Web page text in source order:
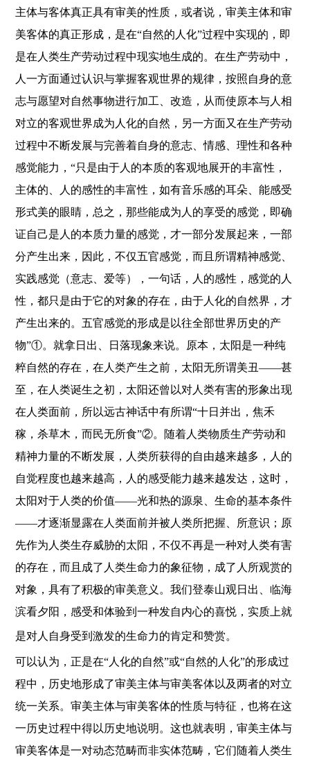
主体与客体真正具有审美的性质，或者说，审美主体和审
美客体的真正形成，是在“自然的人化”过程中实现的，即
是在人类生产劳动过程中现实地生成的。在生产劳动中，
人一方面通过认识与掌握客观世界的规律，按照自身的意
志与愿望对自然事物进行加工、改造，从而使原本与人相
对立的客观世界成为人化的自然，另一方面又在生产劳动
过程中不断发展与完善着自身的意志、情感、理性和各种
感觉能力，“只是由于人的本质的客观地展开的丰富性，
主体的、人的感性的丰富性，如有音乐感的耳朵、能感受
形式美的眼睛，总之，那些能成为人的享受的感觉，即确
证自己是人的本质力量的感觉，才一部分发展起来，一部
分产生出来，因此，不仅五官感觉，而且所谓精神感觉、
实践感觉（意志、爱等），一句话，人的感性，感觉的人
性，都只是由于它的对象的存在，由于人化的自然界，才
产生出来的。五官感觉的形成是以往全部世界历史的产
物”①。就拿日出、日落现象来说。原本，太阳是一种纯
粹自然的存在，在人类产生之前，太阳无所谓美丑——甚
至，在人类诞生之初，太阳还曾以对人类有害的形象出现
在人类面前，所以远古神话中有所谓“十日并出，焦禾
稼，杀草木，而民无所食”②。随着人类物质生产劳动和
精神力量的不断发展，人类所获得的自由越来越多，人的
自觉程度也越来越高，人的感受能力越来越发达，这时，
太阳对于人类的价值——光和热的源泉、生命的基本条件
——才逐渐显露在人类面前并被人类所把握、所意识；原
先作为人类生存威胁的太阳，不仅不再是一种对人类有害
的存在，而且成了人类生命力的象征物，成了人所观赏的
对象，具有了积极的审美意义。我们登泰山观日出、临海
滨看夕阳，感受和体验到一种发自内心的喜悦，实质上就
是对人自身受到激发的生命力的肯定和赞赏。
可以认为，正是在“人化的自然”或“自然的人化”的形成过
程中，历史地形成了审美主体与审美客体以及两者的对立
统一关系。审美主体与审美客体的性质与特征，也将在这
一历史过程中得以历史地说明。这也就表明，审美主体与
审美客体是一对动态范畴而非实体范畴，它们随着人类生